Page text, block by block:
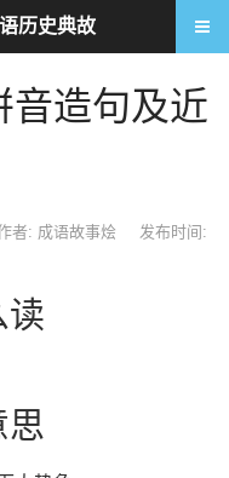
音造句及近
者: 成语故事烩
发布时间:
读
思
历史典故